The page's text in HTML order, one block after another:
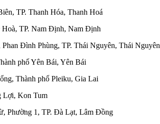
TP. Thanh Hóa, Thanh Hoá
TP. Nam Định, Nam Định
Đình Phùng, TP. Thái Nguyên, Thái Nguyên
phố Yên Bái, Yên Bái
Thành phố Pleiku, Gia Lai
Lợi, Kon Tum
Phường 1, TP. Đà Lạt, Lâm Đồng